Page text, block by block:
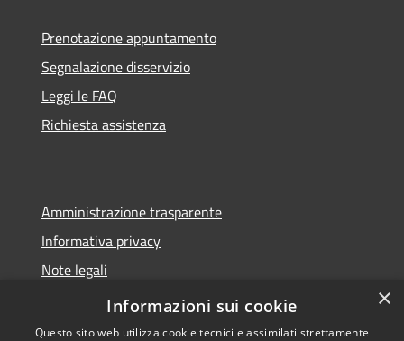
Prenotazione appuntamento
Segnalazione disservizio
Leggi le FAQ
Richiesta assistenza
Amministrazione trasparente
Informativa privacy
Note legali
Dichiarazione di accessibilità
×
Informazioni sui cookie
Questo sito web utilizza cookie tecnici e assimilati strettamente